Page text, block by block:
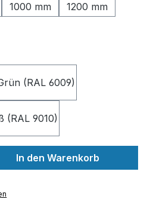
1000 mm
1200 mm
(RAL 6009)
(RAL 9010)
Gib den
In den Warenkorb